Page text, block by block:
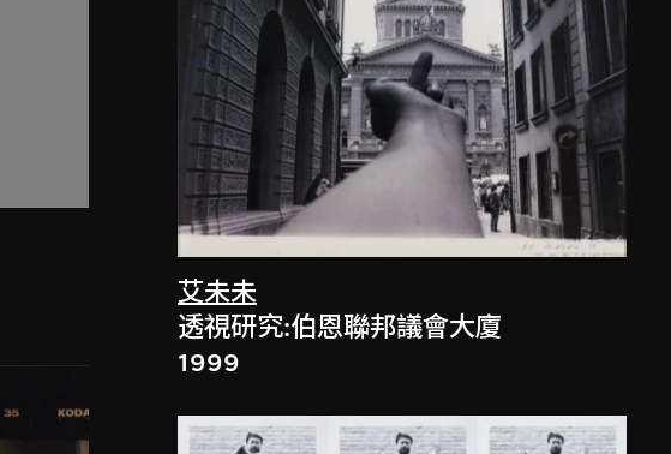
艾未未
透視研究:伯恩聯邦議會大廈
1999